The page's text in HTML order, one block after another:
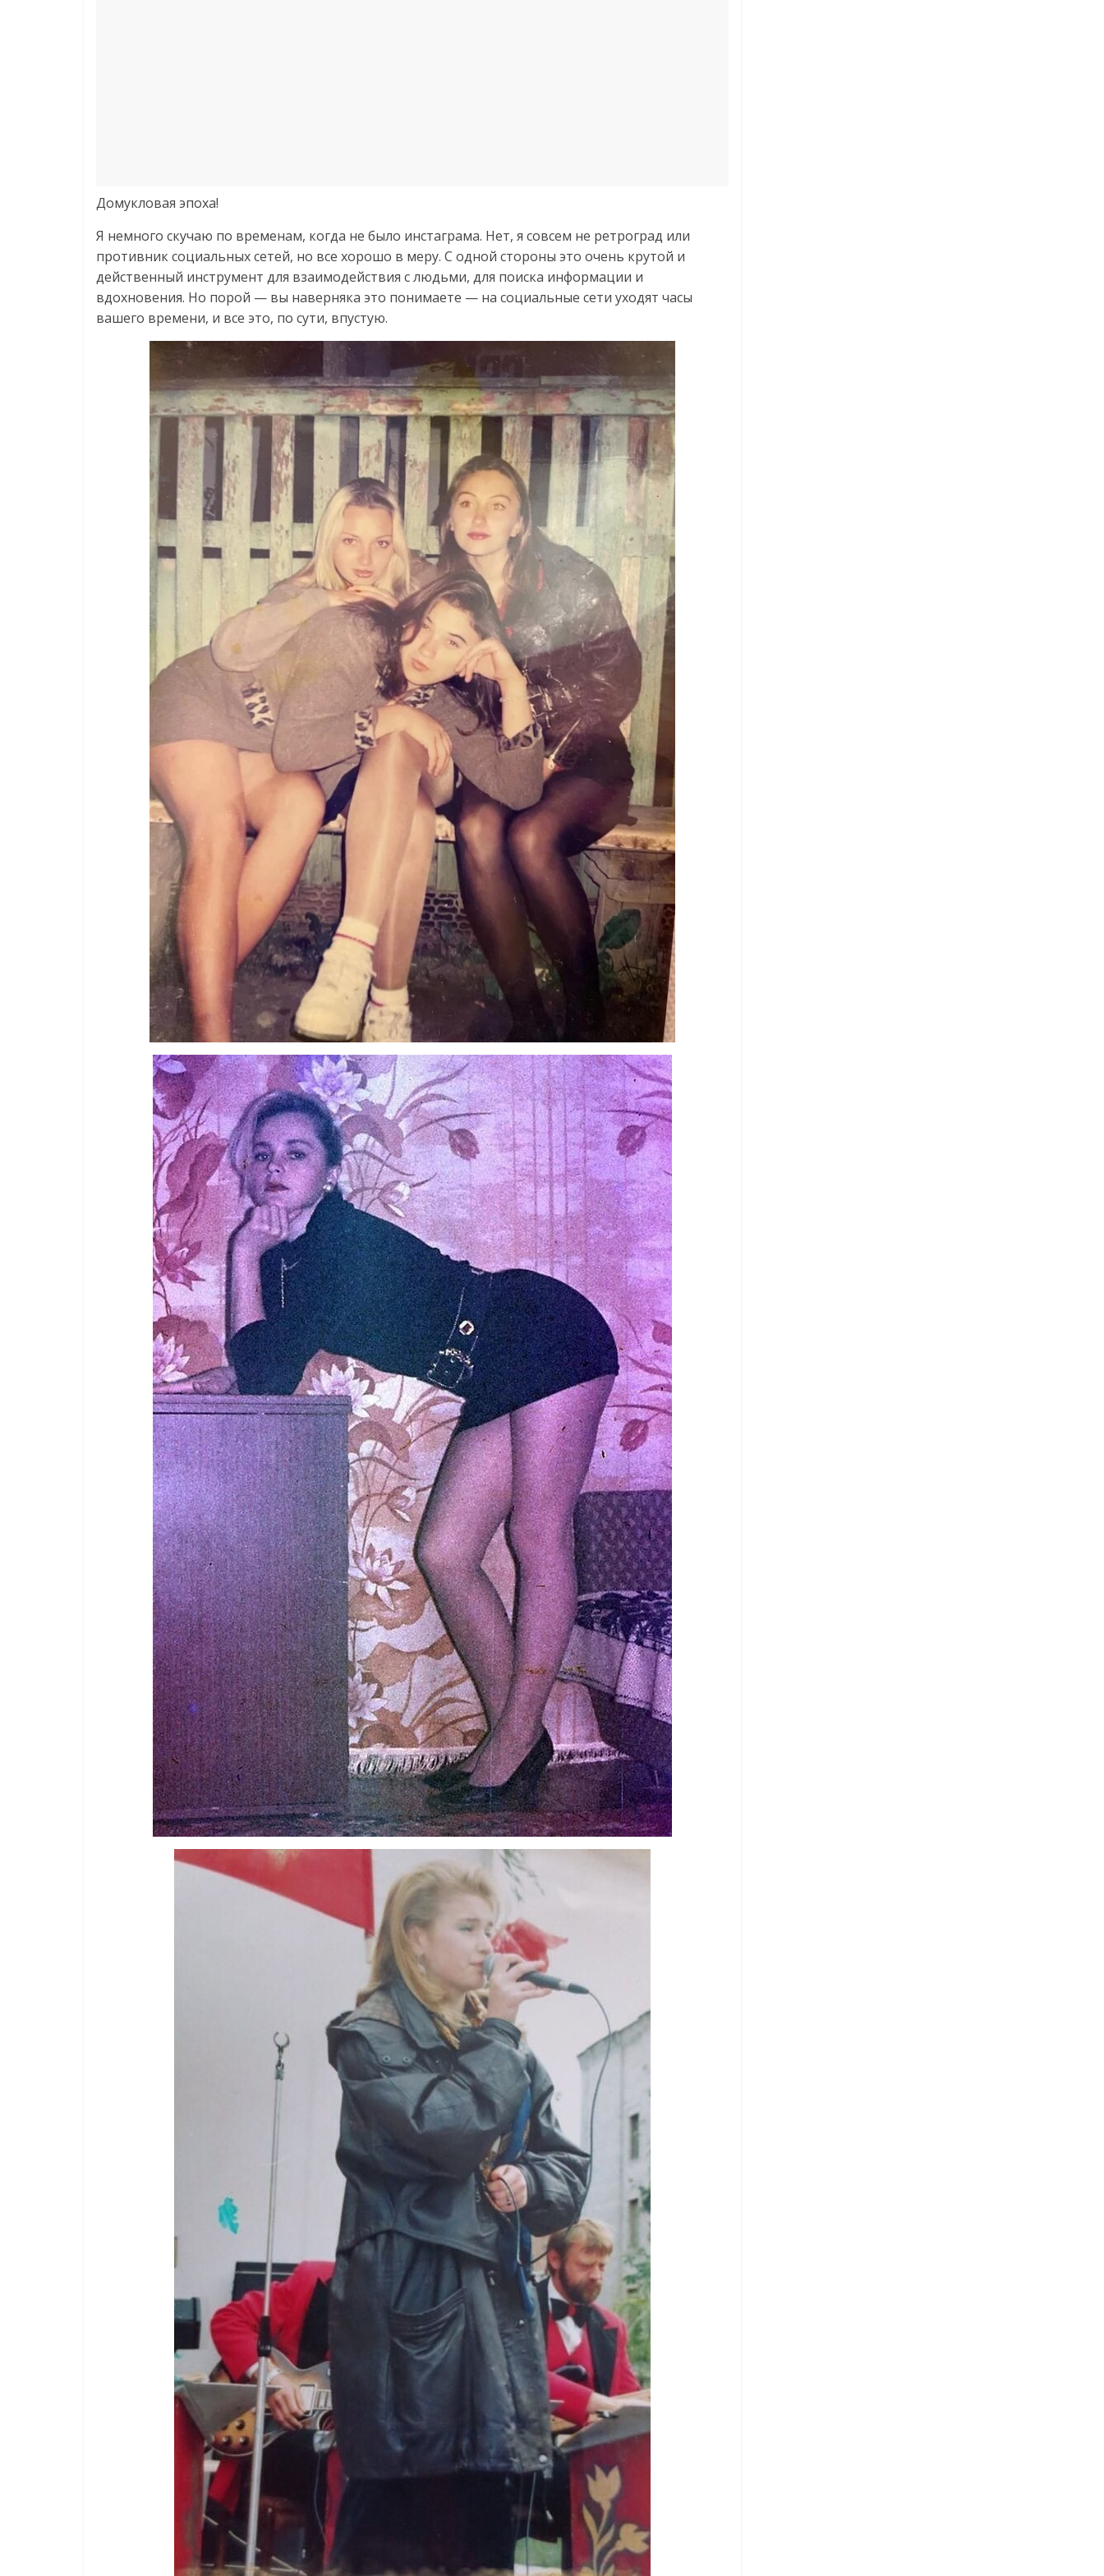
Домукловая эпоха!
Я немного скучаю по временам, когда не было инстаграма. Нет, я совсем не ретроград или
противник социальных сетей, но все хорошо в меру. С одной стороны это очень крутой и
действенный инструмент для взаимодействия с людьми, для поиска информации и
вдохновения. Но порой — вы наверняка это понимаете — на социальные сети уходят часы
вашего времени, и все это, по сути, впустую.